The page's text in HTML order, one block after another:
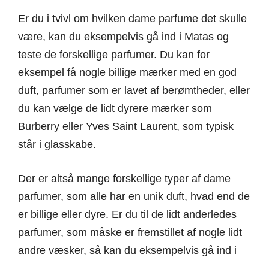
Er du i tvivl om hvilken dame parfume det skulle
være, kan du eksempelvis gå ind i Matas og
teste de forskellige parfumer. Du kan for
eksempel få nogle billige mærker med en god
duft, parfumer som er lavet af berømtheder, eller
du kan vælge de lidt dyrere mærker som
Burberry eller Yves Saint Laurent, som typisk
står i glasskabe.
Der er altså mange forskellige typer af dame
parfumer, som alle har en unik duft, hvad end de
er billige eller dyre. Er du til de lidt anderledes
parfumer, som måske er fremstillet af nogle lidt
andre væsker, så kan du eksempelvis gå ind i